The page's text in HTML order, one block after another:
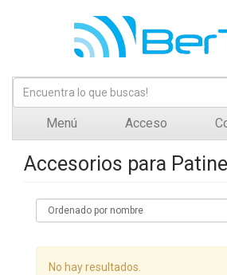
Menú Acceso
Accesorios para
No hay resultados.